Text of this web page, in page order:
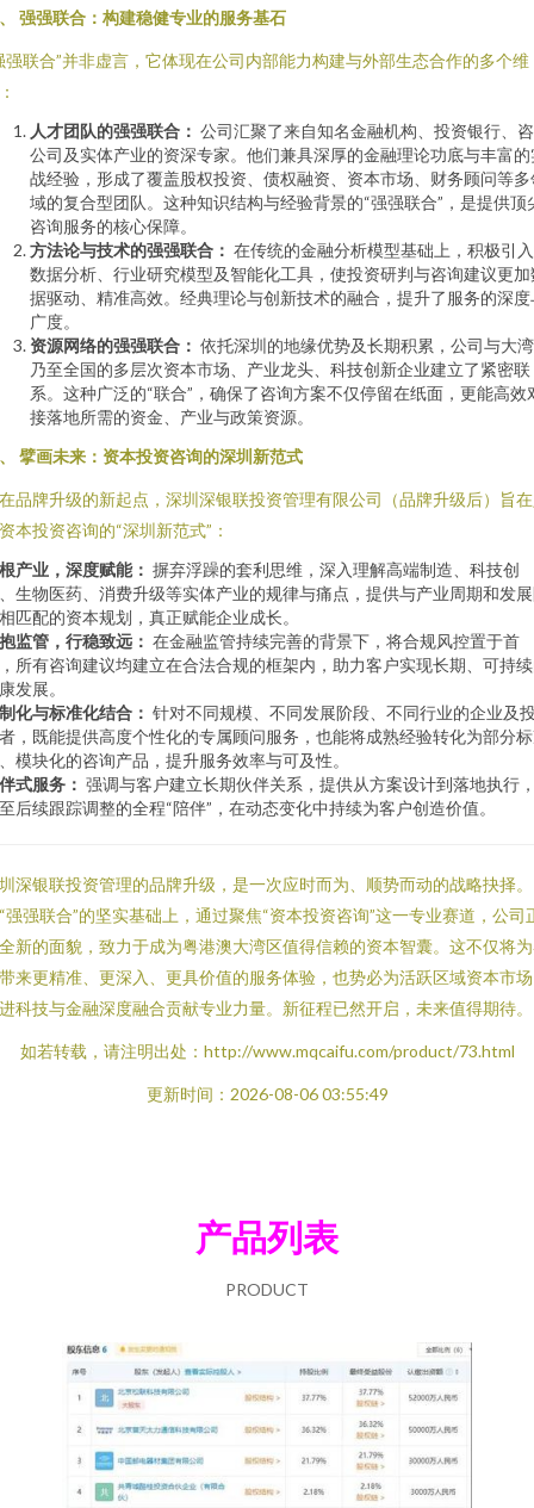
强强联合：构建稳健专业的服务基石
强联合”并非虚言，它体现在公司内部能力构建与外部生态合作的多个维
人才团队的强强联合： 公司汇聚了来自知名金融机构、投资银行、
公司及实体产业的资深专家。他们兼具深厚的金融理论功底与丰富的
战经验，形成了覆盖股权投资、债权融资、资本市场、财务顾问等多
域的复合型团队。这种知识结构与经验背景的“强强联合”，是提供顶
咨询服务的核心保障。
方法论与技术的强强联合： 在传统的金融分析模型基础上，积极引
数据分析、行业研究模型及智能化工具，使投资研判与咨询建议更加
据驱动、精准高效。经典理论与创新技术的融合，提升了服务的深度
广度。
资源网络的强强联合： 依托深圳的地缘优势及长期积累，公司与大
乃至全国的多层次资本市场、产业龙头、科技创新企业建立了紧密联
系。这种广泛的“联合”，确保了咨询方案不仅停留在纸面，更能高效
接落地所需的资金、产业与政策资源。
擘画未来：资本投资咨询的深圳新范式
品牌升级的新起点，深圳深银联投资管理有限公司（品牌升级后）旨
本投资咨询的“深圳新范式”：
产业，深度赋能： 摒弃浮躁的套利思维，深入理解高端制造、科技创
生物医药、消费升级等实体产业的规律与痛点，提供与产业周期和发
匹配的资本规划，真正赋能企业成长。
监管，行稳致远： 在金融监管持续完善的背景下，将合规风控置于首
所有咨询建议均建立在合法合规的框架内，助力客户实现长期、可持
发展。
化与标准化结合： 针对不同规模、不同发展阶段、不同行业的企业及
，既能提供高度个性化的专属顾问服务，也能将成熟经验转化为部分
模块化的咨询产品，提升服务效率与可及性。
式服务： 强调与客户建立长期伙伴关系，提供从方案设计到落地执行
后续跟踪调整的全程“陪伴”，在动态变化中持续为客户创造价值。
深银联投资管理的品牌升级，是一次应时而为、顺势而动的战略抉择。
强强联合”的坚实基础上，通过聚焦“资本投资咨询”这一专业赛道，公司
新的面貌，致力于成为粤港澳大湾区值得信赖的资本智囊。这不仅将
来更精准、更深入、更具价值的服务体验，也势必为活跃区域资本市
科技与金融深度融合贡献专业力量。新征程已然开启，未来值得期待。
如若转载，请注明出处：http://www.mqcaifu.com/product/73.html
更新时间：2026-08-06 03:55:49
产品列表
PRODUCT